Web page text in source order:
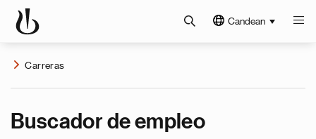
Candean
Carreras
Buscador de empleo